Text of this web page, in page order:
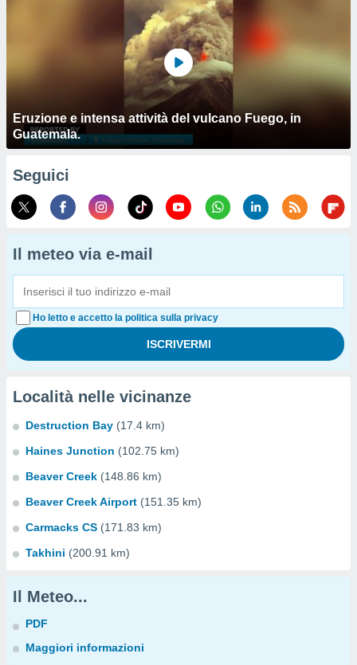
Eruzione e intensa attività del vulcano Fuego, in
Guatemala.
Seguici
Il meteo via e-mail
Ho letto e accetto la politica sulla privacy
Località nelle vicinanze
Destruction Bay (17.4 km)
Haines Junction (102.75 km)
Beaver Creek (148.86 km)
Beaver Creek Airport (151.35 km)
Carmacks CS (171.83 km)
Takhini (200.91 km)
Il Meteo...
PDF
Maggiori informazioni